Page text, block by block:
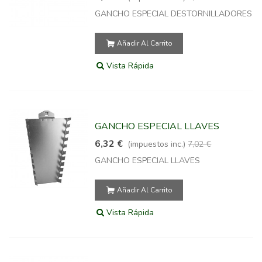
GANCHO ESPECIAL DESTORNILLADORES
Añadir Al Carrito
Vista Rápida
GANCHO ESPECIAL LLAVES
6,32 € (impuestos inc.) 7,02 €
GANCHO ESPECIAL LLAVES
Añadir Al Carrito
Vista Rápida